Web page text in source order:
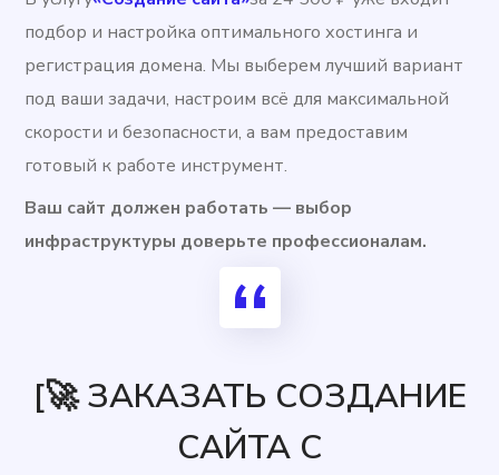
подбор и настройка оптимального хостинга и
регистрация домена. Мы выберем лучший вариант
под ваши задачи, настроим всё для максимальной
скорости и безопасности, а вам предоставим
готовый к работе инструмент.
Ваш сайт должен работать — выбор
инфраструктуры доверьте профессионалам.
[🚀 ЗАКАЗАТЬ СОЗДАНИЕ
САЙТА С